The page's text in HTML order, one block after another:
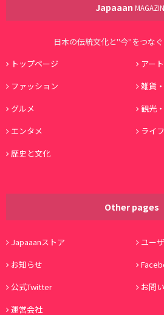
Japaaan
日本の伝統文化と"今"をつな
トップページ
アート
ファッション
雑貨
グルメ
観光
エンタメ
ライ
歴史と文化
Other pages
Japaaanストア
ユー
お知らせ
公式Twitter
お問
運営会社